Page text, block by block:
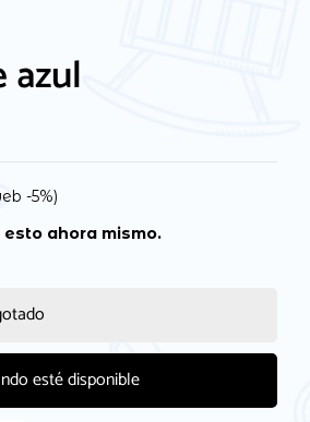
-5%)
ahora mismo.
esté disponible
navegador para la próxima